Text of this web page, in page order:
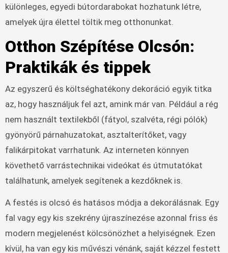
különleges, egyedi bútordarabokat hozhatunk létre,
amelyek újra élettel töltik meg otthonunkat.
Otthon Szépítése Olcsón:
Praktikák és tippek
Az egyszerű és költséghatékony dekoráció egyik titka
az, hogy használjuk fel azt, amink már van. Például a rég
nem használt textilekből (fátyol, szalvéta, régi pólók)
gyönyörű párnahuzatokat, asztalterítőket, vagy
falikárpitokat varrhatunk. Az interneten könnyen
követhető varrástechnikai videókat és útmutatókat
találhatunk, amelyek segítenek a kezdőknek is.
A festés is olcsó és hatásos módja a dekorálásnak. Egy
fal vagy egy kis szekrény újraszínezése azonnal friss és
modern megjelenést kölcsönözhet a helyiségnek. Ezen
kívül, ha van egy kis művészi vénánk, saját kézzel festett